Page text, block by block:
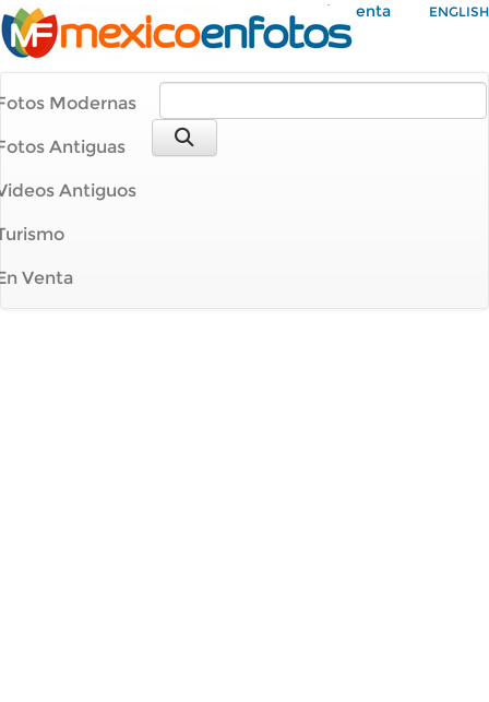
Mi Cuenta ENGLISH
Modernas
Antiguas
Antiguos
Venta